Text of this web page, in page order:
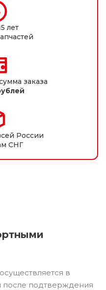
лет
заказа
России
СНГ
в
после подтверждения